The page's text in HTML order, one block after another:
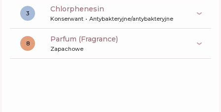
3 chlorphenesin
Konserwant Antybakteryjne/antybakteryjne
8 Parfum (Fragrance)
Zapachowe